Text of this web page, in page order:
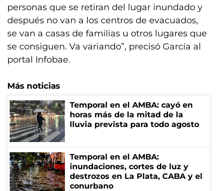
personas que se retiran del lugar inundado y
después no van a los centros de evacuados,
se van a casas de familias u otros lugares que
se consiguen. Va variando”, precisó García al
portal Infobae.
Más noticias
Temporal en el AMBA: cayó en
horas más de la mitad de la
lluvia prevista para todo agosto
Temporal en el AMBA:
inundaciones, cortes de luz y
destrozos en La Plata, CABA y el
conurbano